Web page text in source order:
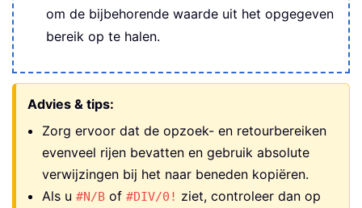
om de bijbehorende waarde uit het opgegeven
bereik op te halen.
Advies & tips:
Zorg ervoor dat de opzoek- en retourbereiken
evenveel rijen bevatten en gebruik absolute
verwijzingen bij het naar beneden kopiëren.
Als u #N/B of #DIV/0! ziet, controleer dan op